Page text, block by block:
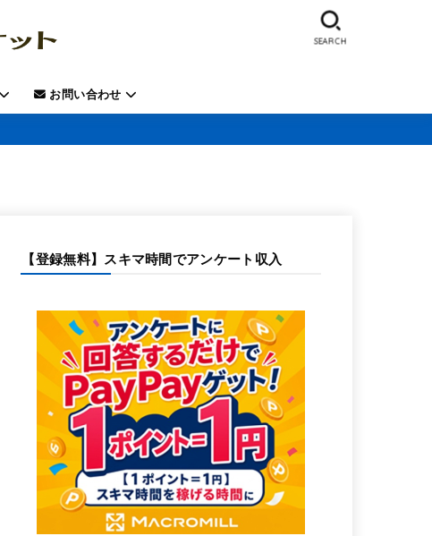
お問い合わせ
SEARCH
【登録無料】スキマ時間でアンケート収入